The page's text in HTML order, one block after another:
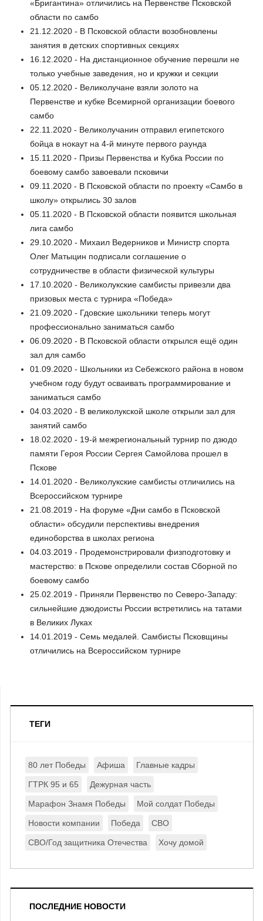
«Бригантина» отличились на Первенстве Псковской
области по самбо
21.12.2020 - В Псковской области возобновлены
занятия в детских спортивных секциях
16.12.2020 - На дистанционное обучение перешли не
только учебные заведения, но и кружки и секции
05.12.2020 - Великолучане взяли золото на
Первенстве и кубке Всемирной организации боевого
самбо
22.11.2020 - Великолучанин отправил египетского
бойца в нокаут на 4-й минуте первого раунда
15.11.2020 - Призы Первенства и Кубка России по
боевому самбо завоевали псковичи
09.11.2020 - В Псковской области по проекту «Самбо в
школу» открылись 30 залов
05.11.2020 - В Псковской области появится школьная
лига самбо
29.10.2020 - Михаил Ведерников и Министр спорта
Олег Матыцин подписали соглашение о
сотрудничестве в области физической культуры
17.10.2020 - Великолукские самбисты привезли два
призовых места с турнира «Победа»
21.09.2020 - Гдовские школьники теперь могут
профессионально заниматься самбо
06.09.2020 - В Псковской области открылся ещё один
зал для самбо
01.09.2020 - Школьники из Себежского района в новом
учебном году будут осваивать программирование и
заниматься самбо
04.03.2020 - В великолукской школе открыли зал для
занятий самбо
18.02.2020 - 19-й межрегиональный турнир по дзюдо
памяти Героя России Сергея Самойлова прошел в
Пскове
14.01.2020 - Великолукские самбисты отличились на
Всероссийском турнире
21.08.2019 - На форуме «Дни самбо в Псковской
области» обсудили перспективы внедрения
единоборства в школах региона
04.03.2019 - Продемонстрировали физподготовку и
мастерство: в Пскове определили состав Сборной по
боевому самбо
25.02.2019 - Приняли Первенство по Северо-Западу:
сильнейшие дзюдоисты России встретились на татами
в Великих Луках
14.01.2019 - Семь медалей. Самбисты Псковщины
отличились на Всероссийском турнире
ТЕГИ
80 лет Победы Афиша Главные кадры
ГТРК 95 и 65 Дежурная часть
Марафон Знамя Победы Мой солдат Победы
Новости компании Победа СВО
СВО/Год защитника Отечества Хочу домой
ПОСЛЕДНИЕ НОВОСТИ